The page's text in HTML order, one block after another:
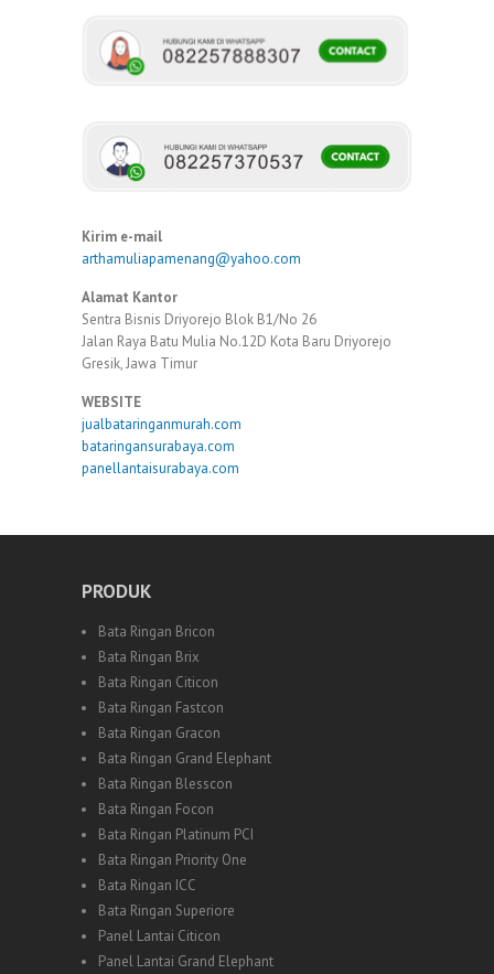
Kirim e-mail
arthamuliapamenang@yahoo.com
Alamat Kantor
Sentra Bisnis Driyorejo Blok B1/No 26
Jalan Raya Batu Mulia No.12D Kota Baru Driyorejo
Gresik, Jawa Timur
WEBSITE
jualbataringanmurah.com
bataringansurabaya.com
panellantaisurabaya.com
PRODUK
Bata Ringan Bricon
Bata Ringan Brix
Bata Ringan Citicon
Bata Ringan Fastcon
Bata Ringan Gracon
Bata Ringan Grand Elephant
Bata Ringan Blesscon
Bata Ringan Focon
Bata Ringan Platinum PCI
Bata Ringan Priority One
Bata Ringan ICC
Bata Ringan Superiore
Panel Lantai Citicon
Panel Lantai Grand Elephant